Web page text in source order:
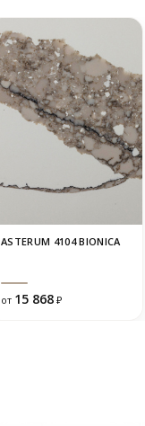
ASTERUM 4104 BIONICA
от 15 868 ₽